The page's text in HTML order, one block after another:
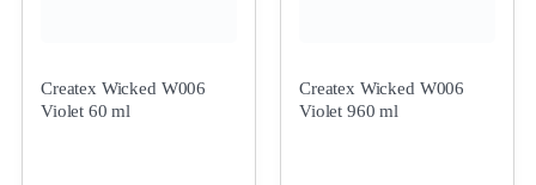
Createx Wicked W006
Violet 60 ml
Createx Wicked W006
Violet 960 ml